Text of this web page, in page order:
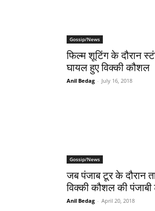
Gossip/News
फिल्म शूटिंग के दौरान
घायल हुए विक्की कौशल
Anil Bedag - July 16, 2018
Gossip/News
जब पंजाब टूर के दौरान
विक्की कौशल की पंजाबी
Anil Bedag - April 20, 2018